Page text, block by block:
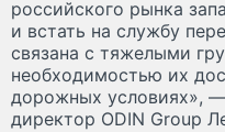
российского рынка
и встать на службу
связана с тяжелыми
необходимостью их
дорожных условиях»,
директор ODIN Group